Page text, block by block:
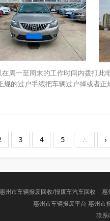
周一至周末的工作时间内拨打此
的过户手续把车辆过户掉或者正
3 4 5 ∴ ›
惠州市车辆报废回收/报废车汽车回收 惠
惠州市车辆报废平台-惠州市
联系